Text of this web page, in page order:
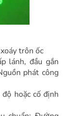
trôn ốc
lánh, đầu gắn
phát công
hoặc cố định